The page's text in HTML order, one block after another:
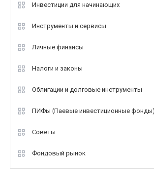
Инвестиции для начинающих
Инструменты и сервисы
Личные финансы
Налоги и законы
Облигации и долговые инструменты
ПИФы (Паевые инвестиционные фонды)
Советы
Фондовый рынок